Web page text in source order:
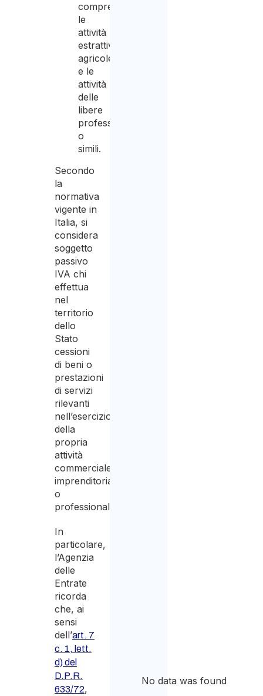
comprese
le
attività
estrattive,
agricole
e le
attività
delle
libere
professioni
o
simili.
Secondo
la
normativa
vigente in
Italia, si
considera
soggetto
passivo
IVA chi
effettua
nel
territorio
dello
Stato
cessioni
di beni o
prestazioni
di servizi
rilevanti
nell’esercizio
della
propria
attività
commerciale,
imprenditoriale
o
professionale.
In
particolare,
l’Agenzia
delle
Entrate
ricorda
che, ai
sensi
dell’art. 7
c. 1, lett.
d) del
D.P.R.
633/72,
No data was found